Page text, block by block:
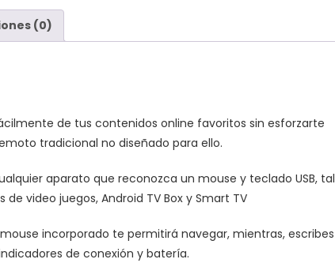
(0)
de tus contenidos online favoritos sin esforzarte
tradicional no diseñado para ello.
aparato que reconozca un mouse y teclado USB, tal
video juegos, Android TV Box y Smart TV
incorporado te permitirá navegar, mientras, escribes
de conexión y batería.